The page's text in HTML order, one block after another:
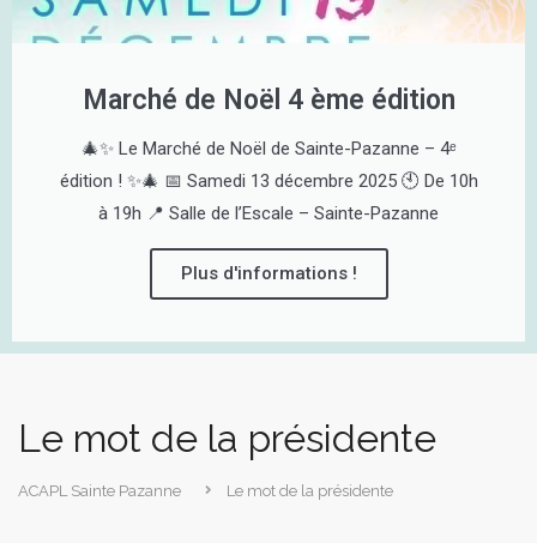
Marché de Noël 4 ème édition
🎄✨ Le Marché de Noël de Sainte-Pazanne – 4ᵉ
édition ! ✨🎄 📅 Samedi 13 décembre 2025 🕙 De 10h
à 19h 📍 Salle de l’Escale – Sainte-Pazanne
Plus d'informations !
Le mot de la présidente
ACAPL Sainte Pazanne Le mot de la présidente